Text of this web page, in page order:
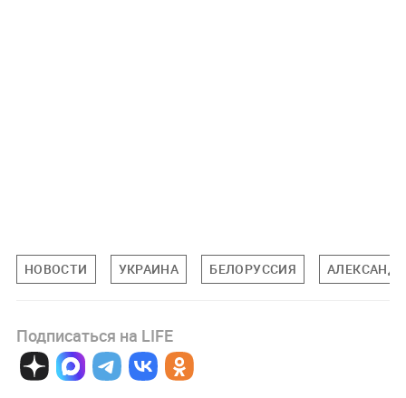
НОВОСТИ УКРАИНА БЕЛОРУССИЯ
Подписаться на LIFE